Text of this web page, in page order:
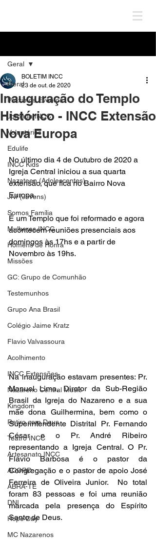
Geral
Próximos Eventos
Jornada INCC
Voluntários
Edulife
INCC Kids
Nazateen (Adolescentes)
JNI (Jovens)
Somos Família
Mulheres INCC
Homens de Honra
Missões
GC: Grupo de Comunhão
Testemunhos
Grupo Ana Brasil
Colégio Jaime Kratz
Flavio Valvassoura
Acolhimento
INCC Extensões
Nazareno Central Music
Kingdom
Retiro com Deus
Teatro INCC
Artesanato INCC
ACORD
ABRA-TE
DNI
Hope Day
MC Nazarenos
Geral
Inauguração do Templo
Histórico - INCC Extensão
Nova Europa
BOLETIM INCC
23 de out. de 2020
No último dia 4 de Outubro de 2020 a
Igreja Central iniciou a sua quarta
extensão, que fica no Bairro Nova
Europa.
É um Templo que foi reformado e agora
acontecem reuniões presenciais aos
domingos às 17hs e a partir de
Novembro às 19hs.
Na inauguração estavam presentes: Pr.
Manuel Lima, Diretor da Sub-Região
Brasil da Igreja do Nazareno e a sua
mãe dona Guilhermina, bem como o
Superintendente Distrital Pr. Fernando
César e o Pr. André Ribeiro
representando a Igreja Central. O Pr.
Flávio Barbosa é o pastor da
Congregação e o pastor de apoio José
Ferreira de Oliveira Junior.  No total
foram 83 pessoas e foi uma reunião
marcada pela presença do Espírito
Santo de Deus.